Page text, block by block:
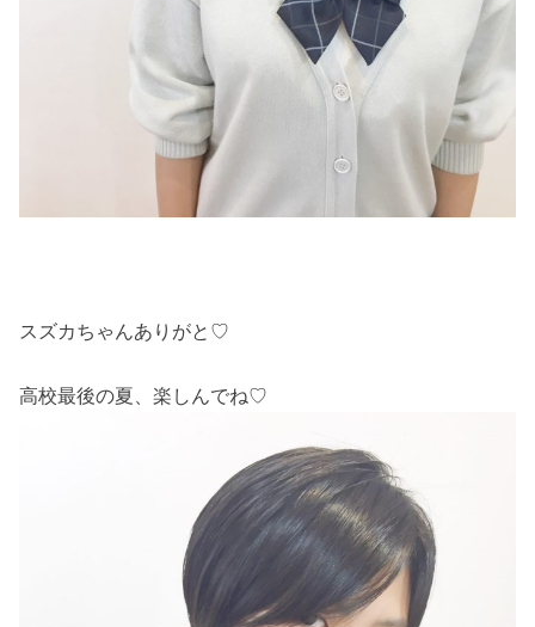
スズカちゃんありがと♡
高校最後の夏、楽しんでね♡